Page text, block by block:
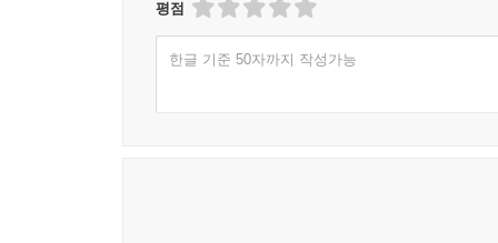
평점
한글 기준 50자까지 작성가능